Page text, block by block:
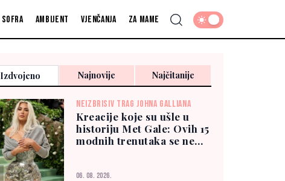
Sofra Ambijent Vjenčanja Za mame
Izdvojeno Najnovije Najčitanije
NEIZBRISIV TRAG JOHNA GALLIANA
Kreacije koje su ušle u
historiju Met Gale: Ovih 15
modnih trenutaka se ne
06. 08. 2026.